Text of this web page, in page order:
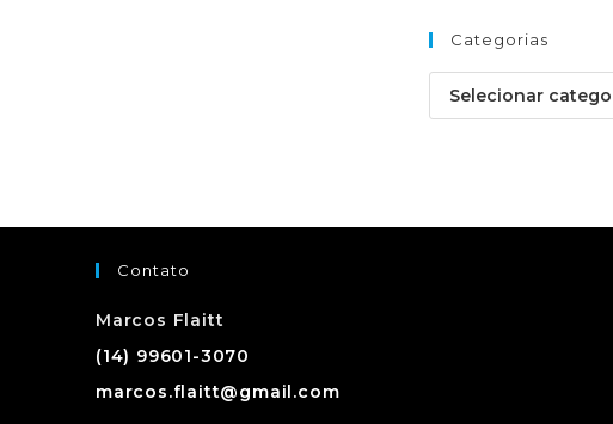
Categorias
Contato
Marcos Flaitt
(14) 99601-3070
marcos.flaitt@gmail.com